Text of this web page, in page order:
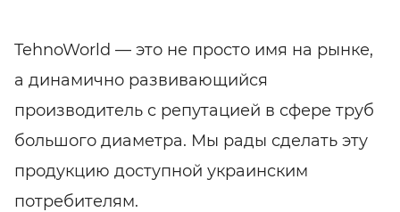
TehnoWorld — это не просто имя на рынке,
а динамично развивающийся
производитель с репутацией в сфере труб
большого диаметра. Мы рады сделать эту
продукцию доступной украинским
потребителям.